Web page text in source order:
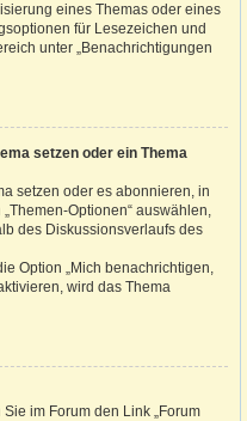
eines Themas oder eines
für Lesezeichen und
unter „Benachrichtigungen
setzen oder ein Thema
setzen oder es abonnieren, in
Optionen“ auswählen,
des Diskussionsverlaufs des
Option „Mich benachrichtigen,
wird das Thema
im Forum den Link „Forum